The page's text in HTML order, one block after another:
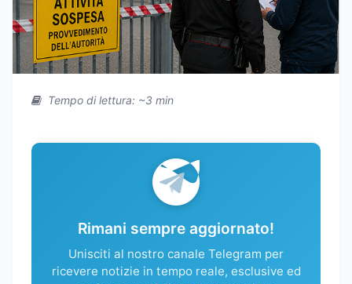
Tempo di lettura: ~3 min
Rimani sempre aggiornato!
Unisciti al nostro canale Telegram per
ricevere notizie in tempo reale, esclusive ed